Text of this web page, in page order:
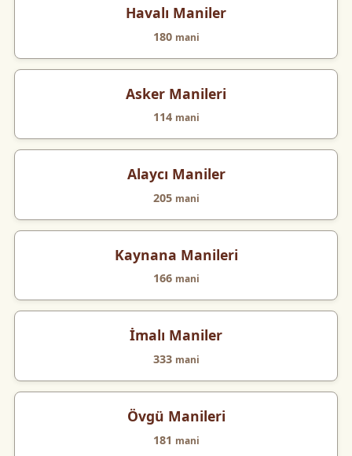
Havalı Maniler
180 mani
Asker Manileri
114 mani
Alaycı Maniler
205 mani
Kaynana Manileri
166 mani
İmalı Maniler
333 mani
Övgü Manileri
181 mani